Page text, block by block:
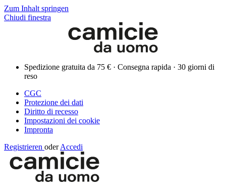
Zum Inhalt springen
Chiudi finestra
Spedizione gratuita da 75 € · Consegna rapida · 30 giorni di
reso
CGC
Protezione dei dati
Diritto di recesso
Impostazioni dei cookie
Impronta
Registrieren oder Accedi